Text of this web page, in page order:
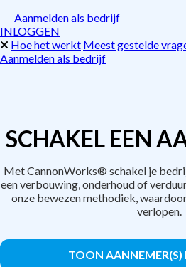
Aanmelden als bedrijf
INLOGGEN
Hoe het werkt Meest gestelde
Aanmelden als bedrijf
SCHAKEL EEN
Met CannonWorks® schakel je
een verbouwing, onderhoud of
onze bewezen methodiek,
verlopen.
TOON AANNEMER(S)